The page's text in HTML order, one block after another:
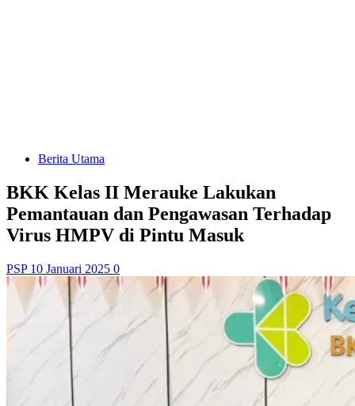
Berita Utama
BKK Kelas II Merauke Lakukan
Pemantauan dan Pengawasan Terhadap
Virus HMPV di Pintu Masuk
PSP 10 Januari 2025 0